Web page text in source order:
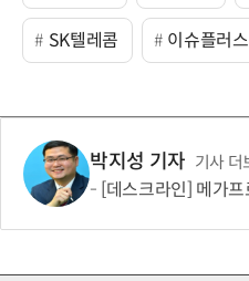
SK텔레콤 이슈플러스
박지성 기자 기사 더
[데스크라인] 메가